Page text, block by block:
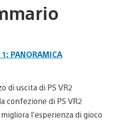
1: PANORAMICA
di uscita di PS VR2
confezione di PS VR2
l’esperienza di gioco